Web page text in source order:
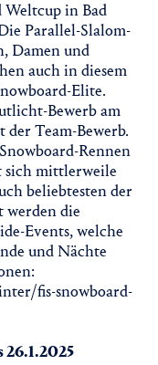
in Bad
Parallel-Slalom-
Damen und
auch in diesem
Elite.
Bewerb am
Team-Bewerb.
Rennen
sich mittlerweile
beliebtesten der
werden die
Events, welche
und Nächte
fis-snowboard-
26.1.2025